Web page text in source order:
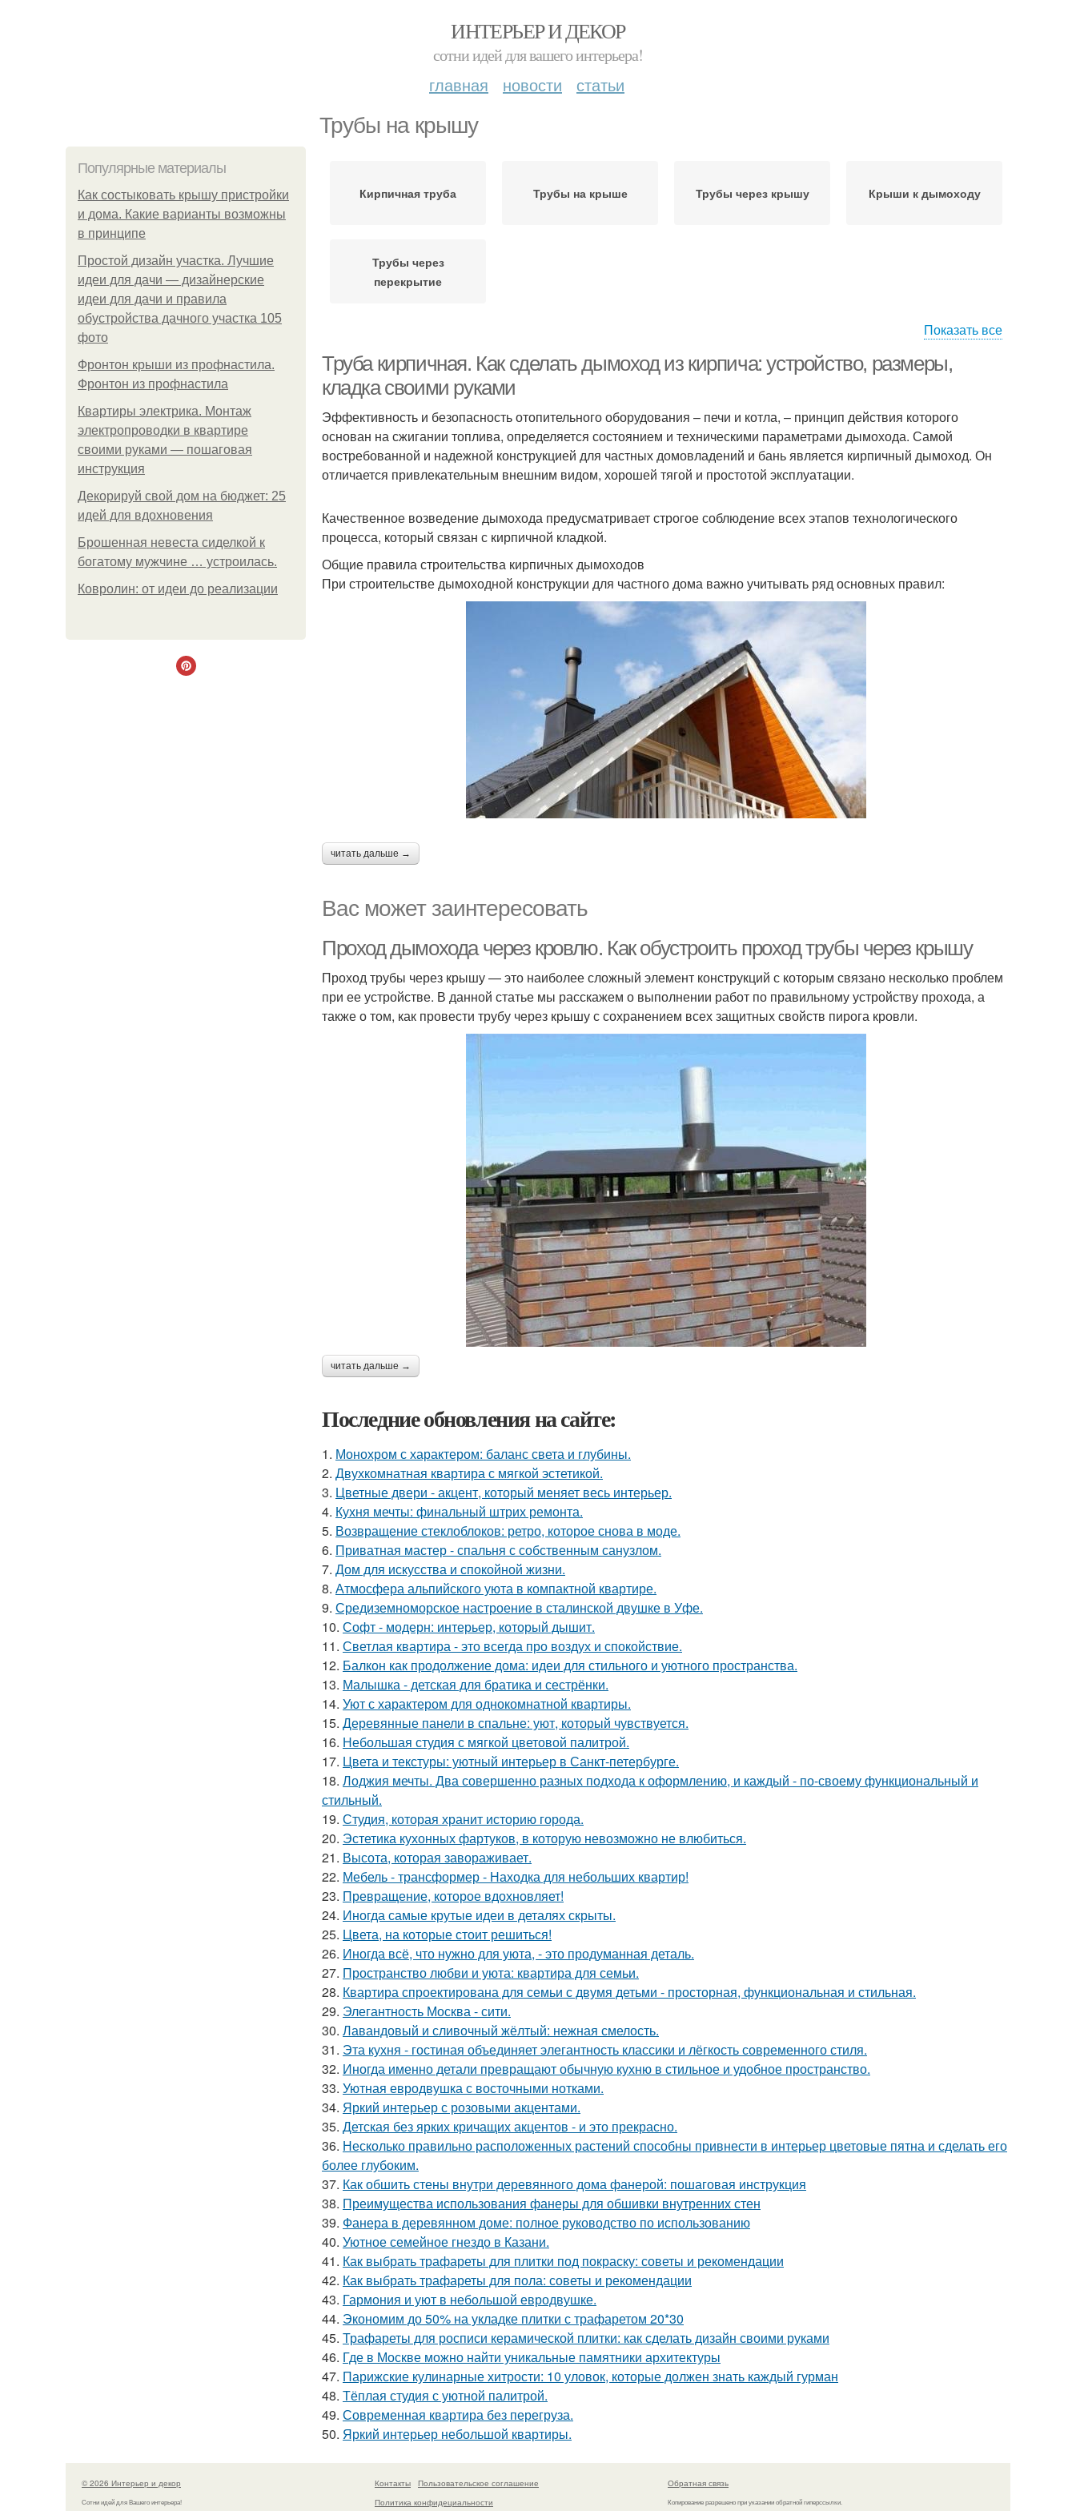
ИНТЕРЬЕР И ДЕКОР
сотни идей для вашего интерьера!
главная новости статьи
Трубы на крышу
Популярные материалы
Как состыковать крышу пристройки
и дома. Какие варианты возможны
в принципе
Простой дизайн участка. Лучшие
идеи для дачи — дизайнерские
идеи для дачи и правила
обустройства дачного участка 105
фото
Фронтон крыши из профнастила.
Фронтон из профнастила
Квартиры электрика. Монтаж
электропроводки в квартире
своими руками — пошаговая
инструкция
Декорируй свой дом на бюджет: 25
идей для вдохновения
Брошенная невеста сиделкой к
богатому мужчине … устроилась.
Ковролин: от идеи до реализации
Кирпичная труба Трубы на крыше Трубы через крышу Крыши к дымоходу
Трубы через
перекрытие
Показать все
Труба кирпичная. Как сделать дымоход из кирпича: устройство, размеры,
кладка своими руками
Эффективность и безопасность отопительного оборудования – печи и котла, – принцип действия которого
основан на сжигании топлива, определяется состоянием и техническими параметрами дымохода. Самой
востребованной и надежной конструкцией для частных домовладений и бань является кирпичный дымоход. Он
отличается привлекательным внешним видом, хорошей тягой и простотой эксплуатации.
Качественное возведение дымохода предусматривает строгое соблюдение всех этапов технологического
процесса, который связан с кирпичной кладкой.
Общие правила строительства кирпичных дымоходов
При строительстве дымоходной конструкции для частного дома важно учитывать ряд основных правил:
читать дальше →
Вас может заинтересовать
Проход дымохода через кровлю. Как обустроить проход трубы через крышу
Проход трубы через крышу — это наиболее сложный элемент конструкций с которым связано несколько проблем
при ее устройстве. В данной статье мы расскажем о выполнении работ по правильному устройству прохода, а
также о том, как провести трубу через крышу с сохранением всех защитных свойств пирога кровли.
читать дальше →
Последние обновления на сайте:
1. Монохром с характером: баланс света и глубины.
2. Двухкомнатная квартира с мягкой эстетикой.
3. Цветные двери - акцент, который меняет весь интерьер.
4. Кухня мечты: финальный штрих ремонта.
5. Возвращение стеклоблоков: ретро, которое снова в моде.
6. Приватная мастер - спальня с собственным санузлом.
7. Дом для искусства и спокойной жизни.
8. Атмосфера альпийского уюта в компактной квартире.
9. Средиземноморское настроение в сталинской двушке в Уфе.
10. Софт - модерн: интерьер, который дышит.
11. Светлая квартира - это всегда про воздух и спокойствие.
12. Балкон как продолжение дома: идеи для стильного и уютного пространства.
13. Малышка - детская для братика и сестрёнки.
14. Уют с характером для однокомнатной квартиры.
15. Деревянные панели в спальне: уют, который чувствуется.
16. Небольшая студия с мягкой цветовой палитрой.
17. Цвета и текстуры: уютный интерьер в Санкт-петербурге.
18. Лоджия мечты. Два совершенно разных подхода к оформлению, и каждый - по-своему функциональный и
стильный.
19. Студия, которая хранит историю города.
20. Эстетика кухонных фартуков, в которую невозможно не влюбиться.
21. Высота, которая завораживает.
22. Мебель - трансформер - Находка для небольших квартир!
23. Превращение, которое вдохновляет!
24. Иногда самые крутые идеи в деталях скрыты.
25. Цвета, на которые стоит решиться!
26. Иногда всё, что нужно для уюта, - это продуманная деталь.
27. Пространство любви и уюта: квартира для семьи.
28. Квартира спроектирована для семьи с двумя детьми - просторная, функциональная и стильная.
29. Элегантность Москва - сити.
30. Лавандовый и сливочный жёлтый: нежная смелость.
31. Эта кухня - гостиная объединяет элегантность классики и лёгкость современного стиля.
32. Иногда именно детали превращают обычную кухню в стильное и удобное пространство.
33. Уютная евродвушка с восточными нотками.
34. Яркий интерьер с розовыми акцентами.
35. Детская без ярких кричащих акцентов - и это прекрасно.
36. Несколько правильно расположенных растений способны привнести в интерьер цветовые пятна и сделать его
более глубоким.
37. Как обшить стены внутри деревянного дома фанерой: пошаговая инструкция
38. Преимущества использования фанеры для обшивки внутренних стен
39. Фанера в деревянном доме: полное руководство по использованию
40. Уютное семейное гнездо в Казани.
41. Как выбрать трафареты для плитки под покраску: советы и рекомендации
42. Как выбрать трафареты для пола: советы и рекомендации
43. Гармония и уют в небольшой евродвушке.
44. Экономим до 50% на укладке плитки с трафаретом 20*30
45. Трафареты для росписи керамической плитки: как сделать дизайн своими руками
46. Где в Москве можно найти уникальные памятники архитектуры
47. Парижские кулинарные хитрости: 10 уловок, которые должен знать каждый гурман
48. Тёплая студия с уютной палитрой.
49. Современная квартира без перегруза.
50. Яркий интерьер небольшой квартиры.
© 2026 Интерьер и декор
Сотни идей для Вашего интерьера!
Контакты
Пользовательское соглашение
Политика конфидециальности
Обратная связь
Копирование разрешено при указании обратной гиперссылки.